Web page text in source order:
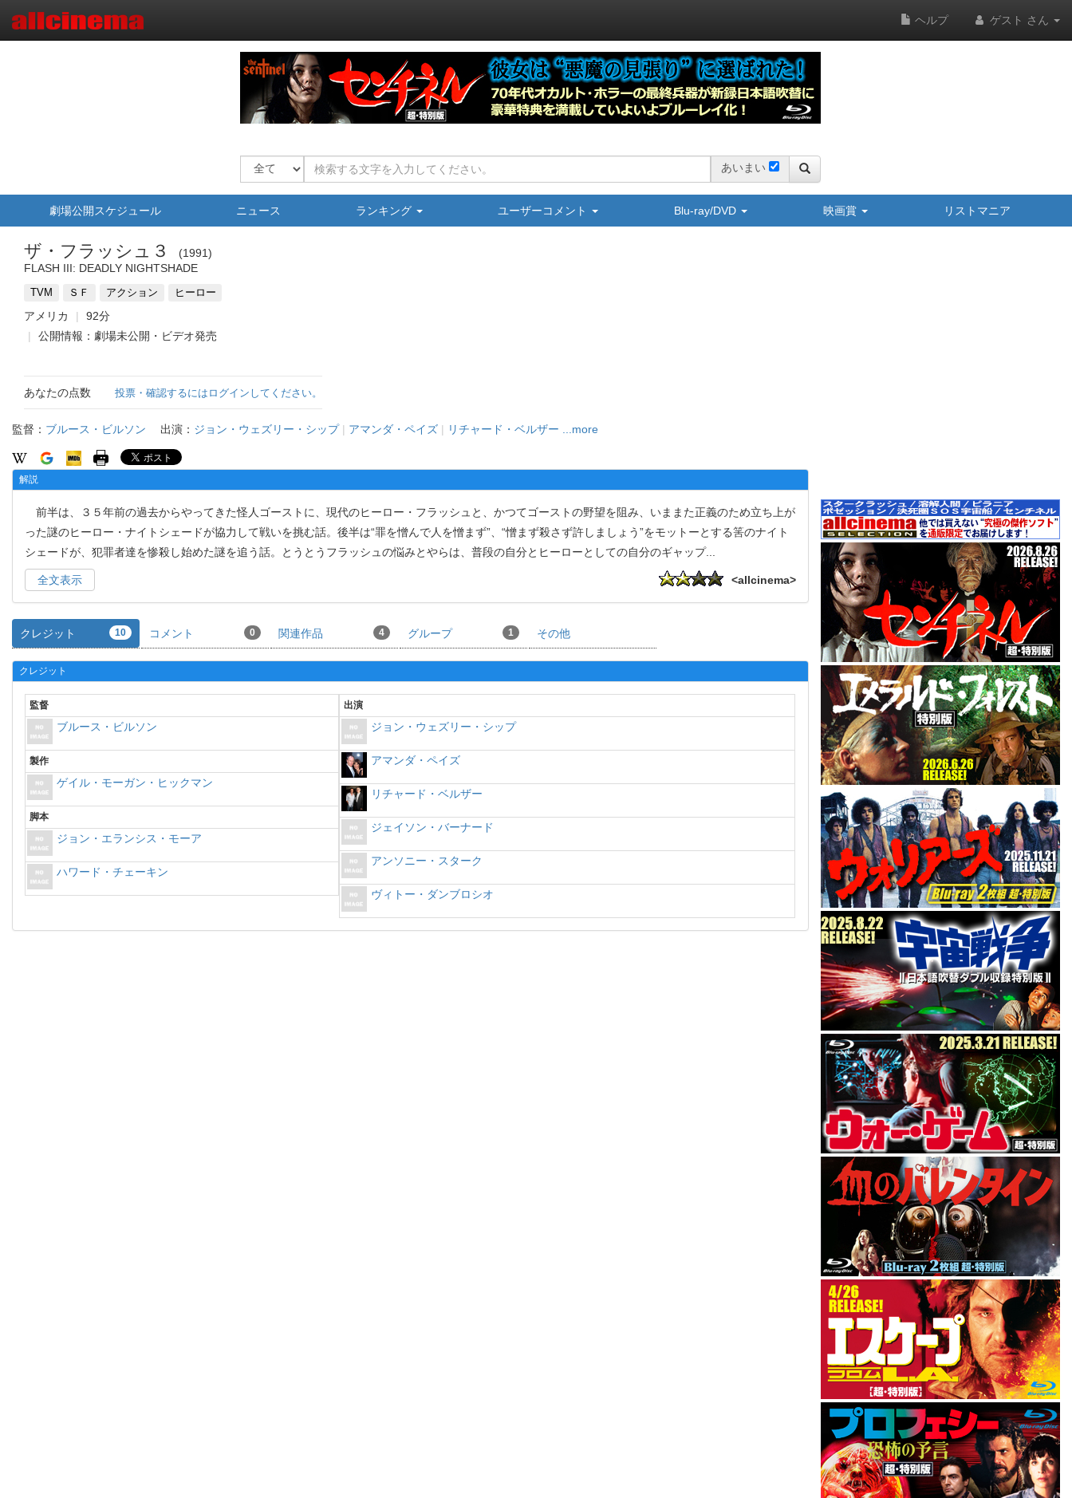
ヘルプ ゲスト さん
あいまい
劇場公開スケジュール ニュース ランキング ユーザーコメント Blu-ray/DVD 映画賞 リストマニア
ザ・フラッシュ３
1991
FLASH III: DEADLY NIGHTSHADE
TVM ＳＦ アクション ヒーロー
アメリカ
92分
公開情報：劇場未公開・ビデオ発売
あなたの点数 投票・確認するにはログインしてください。
監督： ブルース・ビルソン 出演： ジョン・ウェズリー・シップ | アマンダ・ペイズ | リチャード・ベルザー ...more
解説
前半は、３５年前の過去からやってきた怪人ゴーストに、現代のヒーロー・フラッシュと、かつてゴーストの野望を阻み、いままた正義のため立ち上が
った謎のヒーロー・ナイトシェードが協力して戦いを挑む話。後半は“罪を憎んで人を憎まず”、“憎まず殺さず許しましょう”をモットーとする筈のナイト
シェードが、犯罪者達を惨殺し始めた謎を追う話。とうとうフラッシュの悩みとやらは、普段の自分とヒーローとしての自分のギャップ...
全文表示 <allcinema>
クレジット 10 コメント 0 関連作品 4 グループ 1 その他
クレジット
監督
ブルース・ビルソン
製作
ゲイル・モーガン・ヒックマン
脚本
ジョン・エランシス・モーア
ハワード・チェーキン
出演
ジョン・ウェズリー・シップ
アマンダ・ペイズ
リチャード・ベルザー
ジェイソン・バーナード
アンソニー・スターク
ヴィトー・ダンブロシオ